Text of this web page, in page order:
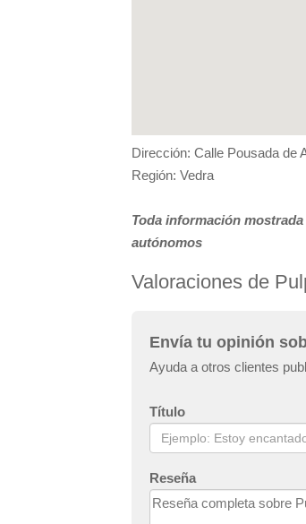
Dirección: Calle Pousada de
Región: Vedra
Toda información
autónomos
Valoraciones de
Envía tu opinión
Ayuda a otros clientes
Título
Reseña